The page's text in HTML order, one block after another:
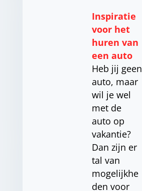
Inspiratie
voor het
huren van
een auto
Heb jij geen
auto, maar
wil je wel
met de
auto op
vakantie?
Dan zijn er
tal van
mogelijkhe
den voor